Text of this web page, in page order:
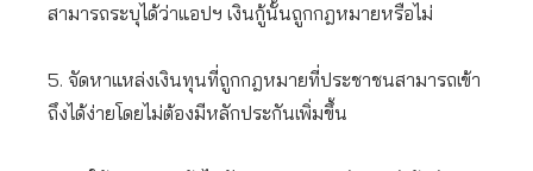
สามารถระบุได้ว่าแอปฯ เงินกู้นั้นถูกกฎหมายหรือไม่
5. จัดหาแหล่งเงินทุนที่ถูกกฎหมายที่ประชาชนสามารถเข้า
ถึงได้ง่ายโดยไม่ต้องมีหลักประกันเพิ่มขึ้น